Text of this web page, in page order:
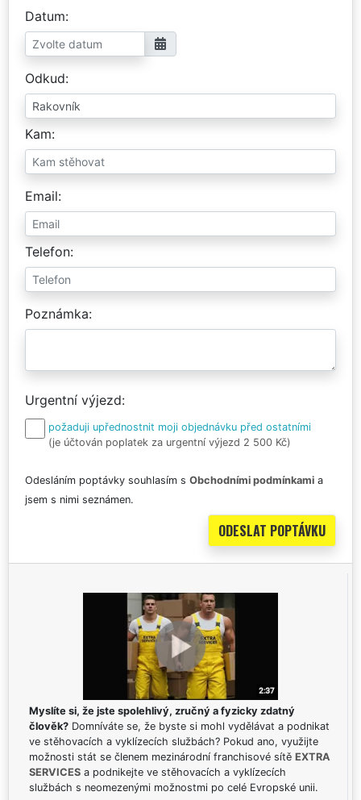
Datum
Odkud
Kam
Email
Telefon
Poznámka
Urgentní výjezd
požaduji upřednostnit moji objednávku před ostatními
(je účtován poplatek za urgentní výjezd 2 500 Kč)
Odesláním poptávky souhlasím s Obchodními podmínkami a
jsem s nimi seznámen.
Myslíte si, že jste spolehlivý, zručný a fyzicky zdatný
člověk? Domníváte se, že byste si mohl vydělávat a podnikat
ve stěhovacích a vyklízecích službách? Pokud ano, využijte
možnosti stát se členem mezinárodní franchisové sítě EXTRA
SERVICES a podnikejte ve stěhovacích a vyklízecích
službách s neomezenými možnostmi po celé Evropské unii.